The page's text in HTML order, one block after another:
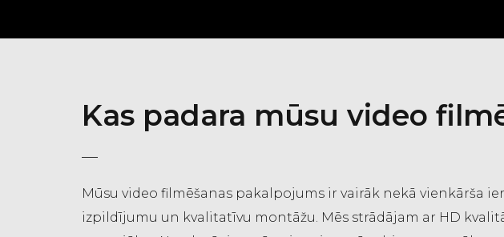
Kas padara mūsu video
Mūsu video filmēšanas pakalpojums ir vairāk nekā vienkārša
izpildījumu un kvalitatīvu montāžu. Mēs strādājam ar HD